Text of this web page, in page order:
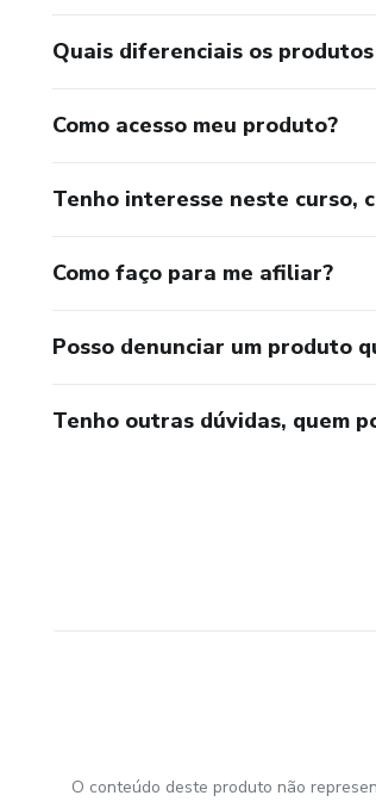
Quais diferenciais os
Como acesso meu produto?
Tenho interesse neste curso,
Como faço para me afiliar?
Posso denunciar um produto
Tenho outras dúvidas, quem
O conteúdo deste produto não